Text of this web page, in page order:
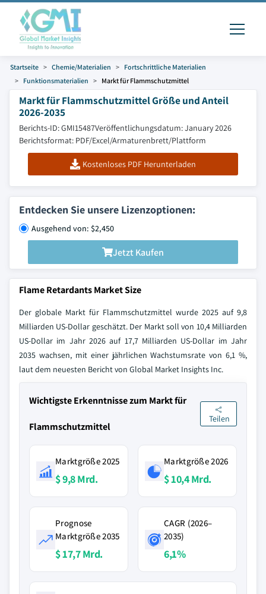
Startseite Chemie/Materialien
Fortschrittliche Materialien
Funktionsmaterialien
Markt für Flammschutzmittel
Markt für Flammschutzmittel Größe und Anteil
2026-2035
Berichts-ID: GMI15487Veröffentlichungsdatum: January 2026
Berichtsformat: PDF/Excel/Armaturenbrett/Plattform
Kostenloses PDF Herunterladen
Entdecken Sie unsere Lizenzoptionen:
Ausgehend von: $2,450
Jetzt Kaufen
Flame Retardants Market Size
Der globale Markt für Flammschutzmittel wurde 2025 auf 9,8
Milliarden US-Dollar geschätzt. Der Markt soll von 10,4 Milliarden
US-Dollar im Jahr 2026 auf 17,7 Milliarden US-Dollar im Jahr
2035 wachsen, mit einer jährlichen Wachstumsrate von 6,1 %,
laut dem neuesten Bericht von Global Market Insights Inc.
Wichtigste Erkenntnisse zum Markt für
Flammschutzmittel
Teilen
Marktgröße 2025
$ 9,8 Mrd.
Marktgröße 2026
$ 10,4 Mrd.
Prognose
Marktgröße 2035
$ 17,7 Mrd.
CAGR (2026–
2035)
6,1%